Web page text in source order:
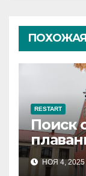
RESTART
Поиск
НОЯ 4, 2025